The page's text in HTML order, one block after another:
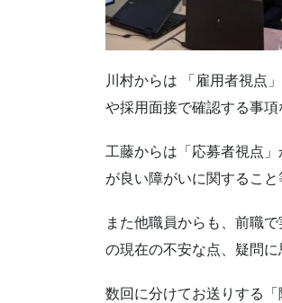
川村からは 「雇用者視点
や採用面接で確認する事項
工藤からは「応募者視点
が良い障がいに関するこ
また他職員からも、前職
の現在の不安な点、疑問
数回に分けてお送りする